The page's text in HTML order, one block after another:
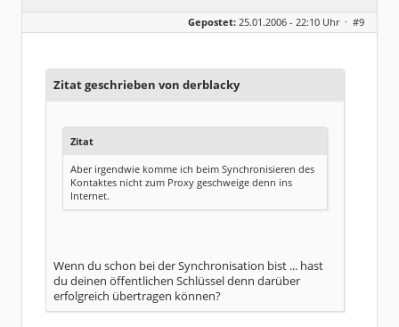
Geschlecht:
keine Angabe
Beiträge:
5
Gepostet: 25.01.2006 - 22:10 Uhr · #9
Zitat geschrieben von derblacky
Zitat
Aber irgendwie komme ich beim Synchronisieren des
Kontaktes nicht zum Proxy geschweige denn ins
Internet.
Wenn du schon bei der Synchronisation bist ... hast
du deinen öffentlichen Schlüssel denn darüber
erfolgreich übertragen können?